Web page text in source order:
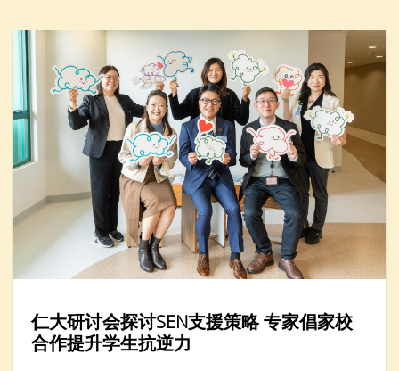
仁大研讨会探讨SEN支援策略 专家倡家校
合作提升学生抗逆力